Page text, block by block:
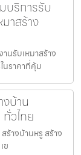
บริการรับ
าสร้าง
นรับเหมาสร้าง
นราคาที่คุ้ม
บ้าน
วไทย
ร้างบ้านหรู สร้าง
ข